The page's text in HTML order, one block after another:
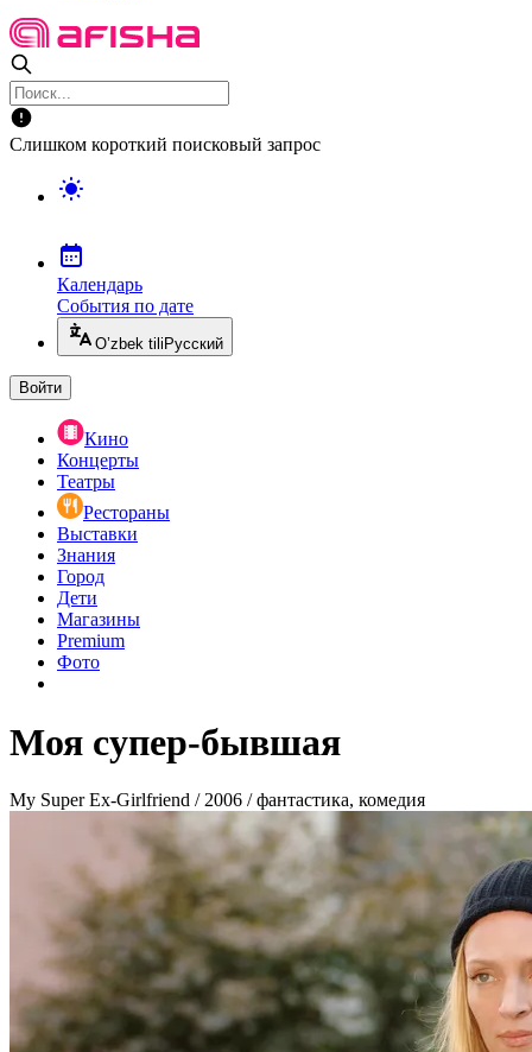
Слишком короткий поисковый запрос
Календарь
События по дате
O’zbek tili Русский
Войти
Кино
Концерты
Театры
Рестораны
Выставки
Знания
Город
Дети
Магазины
Premium
Фото
Моя супер-бывшая
My Super Ex-Girlfriend / 2006 / фантастика, комедия